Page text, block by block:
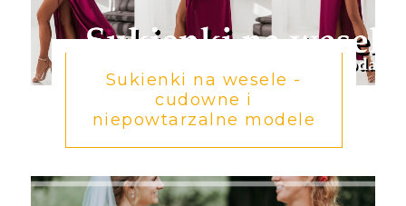
Sukienki na wesele -
cudowne i
niepowtarzalne modele